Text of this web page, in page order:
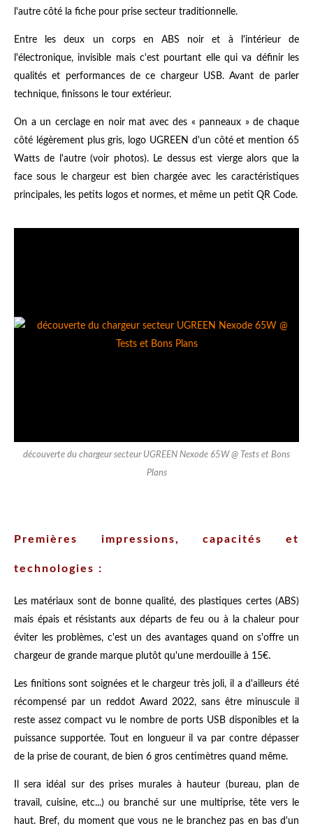
l'autre côté la fiche pour prise secteur traditionnelle.
Entre les deux un corps en ABS noir et à l'intérieur de
l'électronique, invisible mais c'est pourtant elle qui va définir les
qualités et performances de ce chargeur USB. Avant de parler
technique, finissons le tour extérieur.
On a un cerclage en noir mat avec des « panneaux » de chaque
côté légèrement plus gris, logo UGREEN d'un côté et mention 65
Watts de l'autre (voir photos). Le dessus est vierge alors que la
face sous le chargeur est bien chargée avec les caractéristiques
principales, les petits logos et normes, et même un petit QR Code.
découverte du chargeur secteur UGREEN Nexode 65W @ Tests et Bons
Plans
Premières impressions, capacités et
technologies :
Les matériaux sont de bonne qualité, des plastiques certes (ABS)
mais épais et résistants aux départs de feu ou à la chaleur pour
éviter les problèmes, c'est un des avantages quand on s'offre un
chargeur de grande marque plutôt qu'une merdouille à 15€.
Les finitions sont soignées et le chargeur très joli, il a d'ailleurs été
récompensé par un reddot Award 2022, sans être minuscule il
reste assez compact vu le nombre de ports USB disponibles et la
puissance supportée. Tout en longueur il va par contre dépasser
de la prise de courant, de bien 6 gros centimètres quand même.
Il sera idéal sur des prises murales à hauteur (bureau, plan de
travail, cuisine, etc...) ou branché sur une multiprise, tête vers le
haut. Bref, du moment que vous ne le branchez pas en bas d'un